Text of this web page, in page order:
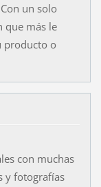
un solo
que más le
producto o
con muchas
y fotografías